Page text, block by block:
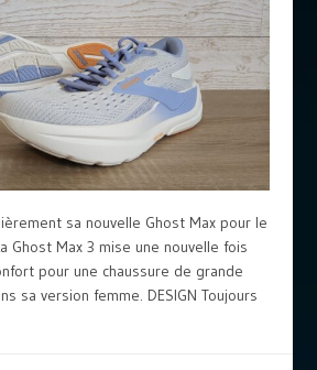
sa nouvelle Ghost Max pour le
Ghost Max 3 mise une nouvelle fois
pour une chaussure de grande
sa version femme. DESIGN Toujours